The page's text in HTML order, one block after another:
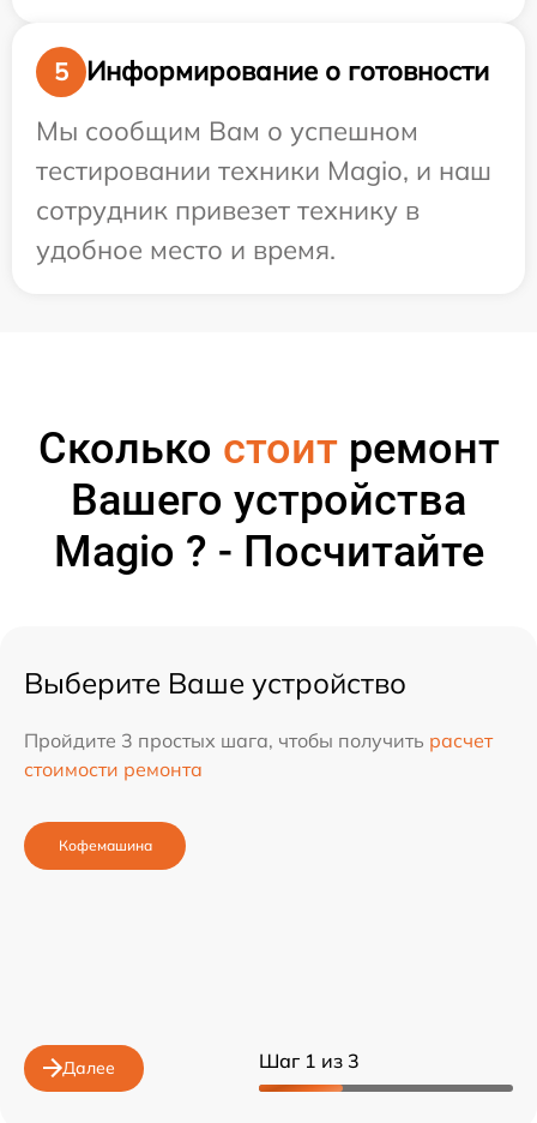
5
Информирование о готовности
Мы сообщим Вам о успешном
тестировании техники Magio, и наш
сотрудник привезет технику в
удобное место и время.
Сколько стоитремонт
Вашего устройства
Magio ? - Посчитайте
Шаг 1 из 3
Выберите Ваше устройство
Пройдите 3 простых шага, чтобы получить расчет
стоимости ремонта
Кофемашина
Далее